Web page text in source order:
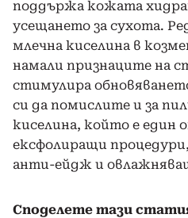
поддържа кожата
усещането за сухота.
млечна киселина в
намали признаците на
стимулира
си да помислите и за
киселина, който е един
ексфолиращи
анти-ейдж и
Споделете тази